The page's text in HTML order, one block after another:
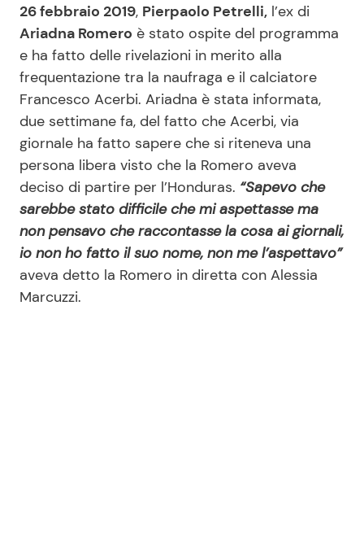
Mondo Mamma
News benessere
Salute
Viaggi e Turismo
Festività
Le Ricette in TV
Primi Piatti
Ricette Facili e Veloci
Ricette Feste
Ricette per Bambini
Seguici
26 febbraio 2019, Pierpaolo Petrelli, l’ex di
Ariadna Romero è stato ospite del programma
e ha fatto delle rivelazioni in merito alla
frequentazione tra la naufraga e il calciatore
Francesco Acerbi. Ariadna è stata informata,
due settimane fa, del fatto che Acerbi, via
giornale ha fatto sapere che si riteneva una
persona libera visto che la Romero aveva
deciso di partire per l’Honduras. “Sapevo che
sarebbe stato difficile che mi aspettasse ma
non pensavo che raccontasse la cosa ai giornali,
io non ho fatto il suo nome, non me l’aspettavo”
aveva detto la Romero in diretta con Alessia
Marcuzzi.